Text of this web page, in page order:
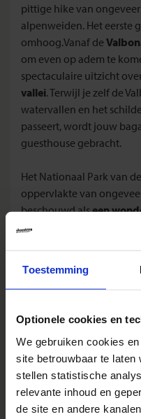
Toestemming
Optionele cookies en
We gebruiken cookies
site betrouwbaar te
stellen statistische
relevante inhoud en
de site en andere
pittige hike van
alpenweiden. Het eerste
omhoog.Vanaf de
om even op adem te
spectaculaire uitzicht
vallei. Terwijl je zelf de
watervallen en het
passeert, wordt jouw
guesthouse gebracht.
Het Nationaal Park van
oppervlakte van
beschouwd alseen
biedt een
kleuren en flora en
karakteristieke huizen en
bewonerscreëren
deze regio betreden. Met
mochten alleen de
bostechnici en een
buitenland waarmee
hier komen. In Valbona
guesthouse, waarbij het